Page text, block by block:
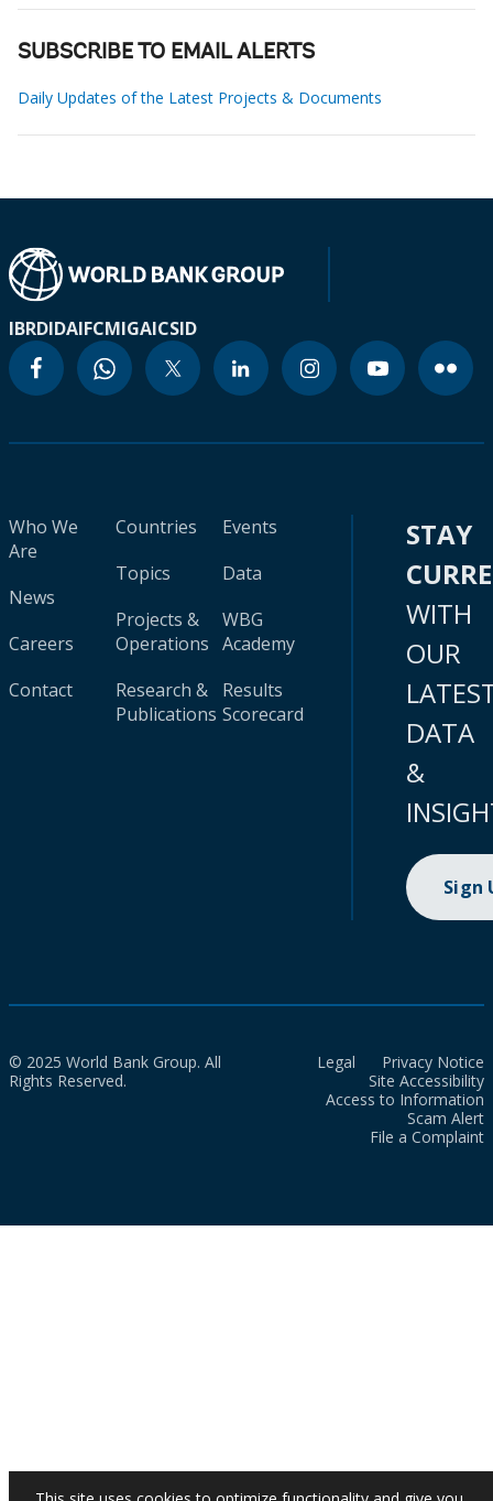
SUBSCRIBE TO EMAIL ALERTS
Daily Updates of the Latest Projects & Documents
IBRDIDAIFCMIGAICSID
Who We
Are
News
Careers
Contact
Countries
Topics
Projects &
Operations
Research &
Publications
Events
Data
WBG
Academy
Results
Scorecard
STAY
WITH
OUR
DATA
&
Sign
© 2025 World Bank Group. All
Rights Reserved.
Legal
Privacy Notice
Site Accessibility
Access to Information
Scam Alert
File a Complaint